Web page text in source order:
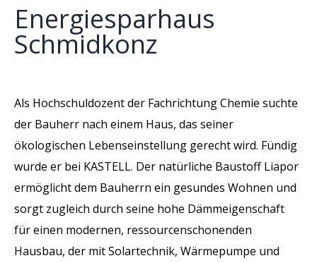
Energiesparhaus
Schmidkonz
Als Hochschuldozent der Fachrichtung Chemie suchte
der Bauherr nach einem Haus, das seiner
ökologischen Lebenseinstellung gerecht wird. Fündig
wurde er bei KASTELL. Der natürliche Baustoff Liapor
ermöglicht dem Bauherrn ein gesundes Wohnen und
sorgt zugleich durch seine hohe Dämmeigenschaft
für einen modernen, ressourcenschonenden
Hausbau, der mit Solartechnik, Wärmepumpe und